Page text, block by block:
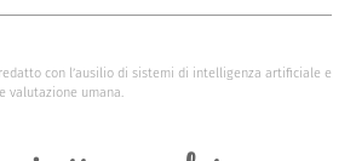
con l’ausilio di sistemi di intelligenza artificiale e
valutazione umana.